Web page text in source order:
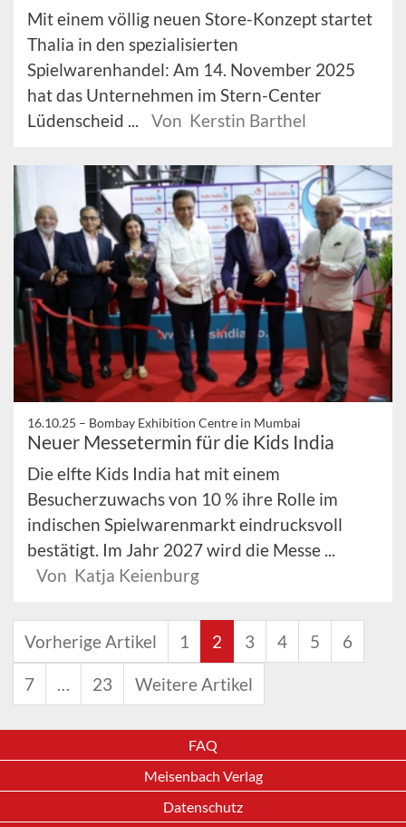
Mit einem völlig neuen Store-Konzept startet
Thalia in den spezialisierten
Spielwarenhandel: Am 14. November 2025
hat das Unternehmen im Stern-Center
Lüdenscheid ...
Von Kerstin Barthel
16.10.25 – Bombay Exhibition Centre in Mumbai
Neuer Messetermin für die Kids India
Die elfte Kids India hat mit einem
Besucherzuwachs von 10 % ihre Rolle im
indischen Spielwarenmarkt eindrucksvoll
bestätigt. Im Jahr 2027 wird die Messe ...
Von Katja Keienburg
Vorherige Artikel 1 2 3 4 5 6
7 … 23 Weitere Artikel
FAQ
Meisenbach Verlag
Datenschutz